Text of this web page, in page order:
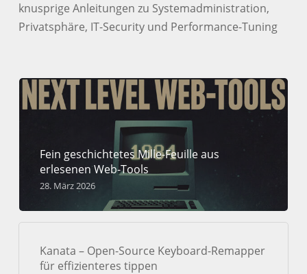
knusprige Anleitungen zu Systemadministration,
Privatsphäre, IT-Security und Performance-Tuning
Fein geschichtetes Mille-Feuille aus
erlesenen Web-Tools
28. März 2026
Kanata – Open-Source Keyboard-Remapper
für effizienteres tippen